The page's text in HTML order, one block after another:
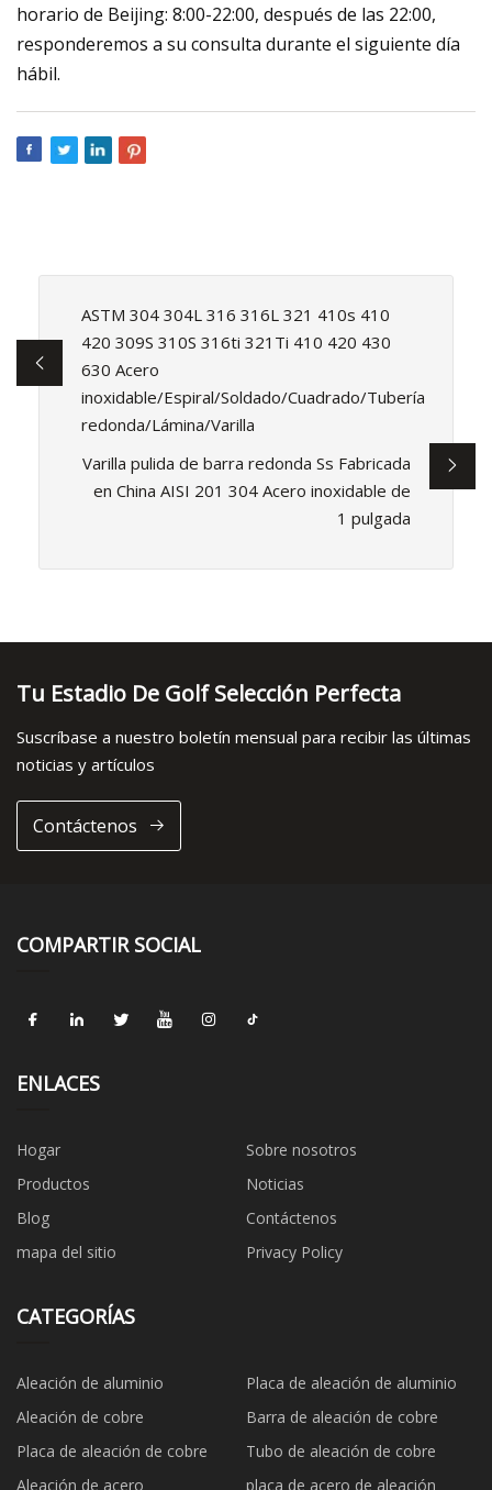
horario de Beijing: 8:00-22:00, después de las 22:00,
responderemos a su consulta durante el siguiente día
hábil.
ASTM 304 304L 316 316L 321 410s 410
420 309S 310S 316ti 321Ti 410 420 430
630 Acero
inoxidable/Espiral/Soldado/Cuadrado/Tubería
redonda/Lámina/Varilla
Varilla pulida de barra redonda Ss Fabricada
en China AISI 201 304 Acero inoxidable de
1 pulgada
Tu Estadio De Golf Selección Perfecta
Suscríbase a nuestro boletín mensual para recibir las últimas
noticias y artículos
Contáctenos
COMPARTIR SOCIAL
ENLACES
Hogar
Sobre nosotros
Productos
Noticias
Blog
Contáctenos
mapa del sitio
Privacy Policy
CATEGORÍAS
Aleación de aluminio
Placa de aleación de aluminio
Aleación de cobre
Barra de aleación de cobre
Placa de aleación de cobre
Tubo de aleación de cobre
Aleación de acero
placa de acero de aleación